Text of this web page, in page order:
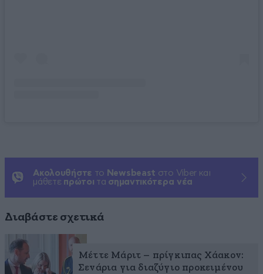
Ακολουθήστε το Newsbeast στο Viber και
μάθετε πρώτοι τα σημαντικότερα νέα
Διαβάστε σχετικά
Μέττε Μάριτ – πρίγκιπας Χάακον:
Σενάρια για διαζύγιο προκειμένου